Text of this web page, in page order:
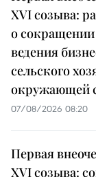
XVI созыва:
о
ведения
сельского
окружающей
07/08/2026 08:20
Первая
XVI созыва: